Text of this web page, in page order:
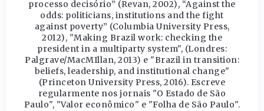
processo decisório” (Revan, 2002), “Against the
odds: politicians, institutions and the fight
against poverty” (Columbia University Press,
2012), "Making Brazil work: checking the
president in a multiparty system", (Londres:
Palgrave/MacMIllan, 2013) e "Brazil in transition:
beliefs, leadership, and institutional change"
(Princeton University Press, 2016). Escreve
regularmente nos jornais "O Estado de São
Paulo", "Valor econômico" e "Folha de São Paulo".